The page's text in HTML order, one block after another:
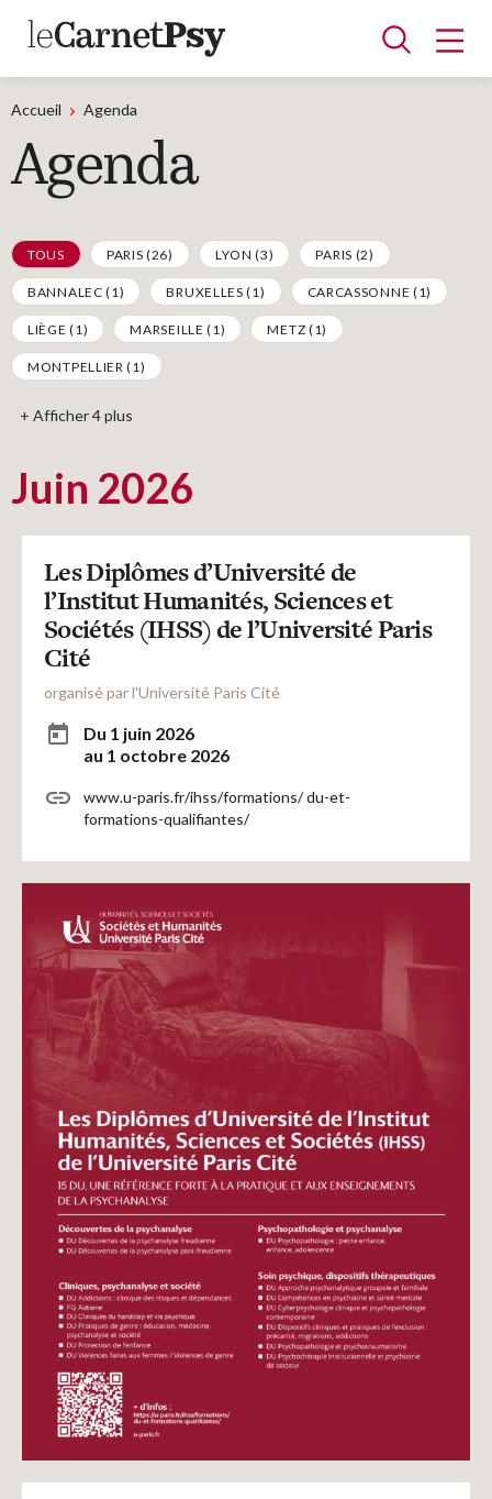
Articles
Dossiers
Auteurs
Blocs-notes
Recherches
Entretiens
Revues
Colloque
Mon panier
Mon compte
Accueil Agenda
Agenda
Agenda Ville
TOUS PARIS (26) LYON(3) PARIS (2)
BANNALEC(1) BRUXELLES(1) CARCASSONNE (1)
LIÈGE(1) MARSEILLE(1) METZ (1)
MONTPELLIER(1)
+ Afficher 4 plus
Juin 2026
Les Diplômes d’Université de
l’Institut Humanités, Sciences et
Sociétés (IHSS) de l’Université Paris
Cité
organisé par l'Université Paris Cité
Du 1 juin 2026
au 1 octobre 2026
www.u-paris.fr/ihss/formations/ du-et-
formations-qualifiantes/